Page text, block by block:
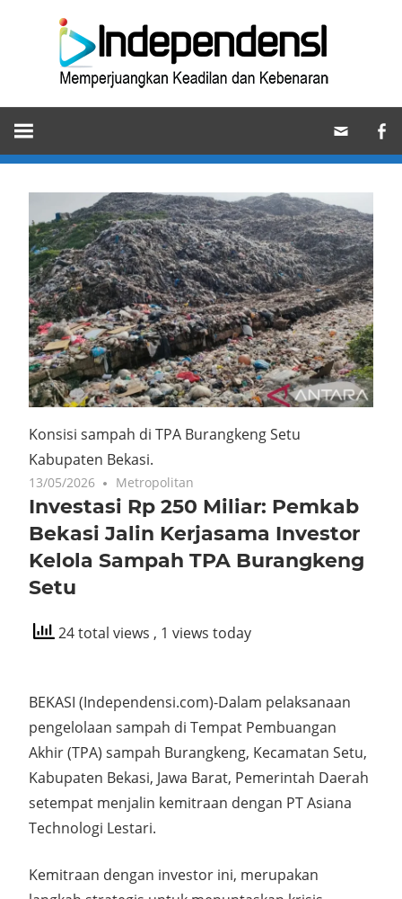
Memperjuangkan
Keadilan
dan
Kebenaran
Konsisi sampah di TPA Burangkeng Setu
Kabupaten Bekasi.
13/05/2026 Metropolitan
Investasi Rp 250 Miliar: Pemkab
Bekasi Jalin Kerjasama Investor
Kelola Sampah TPA Burangkeng
Setu
24 total views , 1 views today
BEKASI (Independensi.com)-Dalam pelaksanaan
pengelolaan sampah di Tempat Pembuangan
Akhir (TPA) sampah Burangkeng, Kecamatan Setu,
Kabupaten Bekasi, Jawa Barat, Pemerintah Daerah
setempat menjalin kemitraan dengan PT Asiana
Technologi Lestari.
Kemitraan dengan investor ini, merupakan